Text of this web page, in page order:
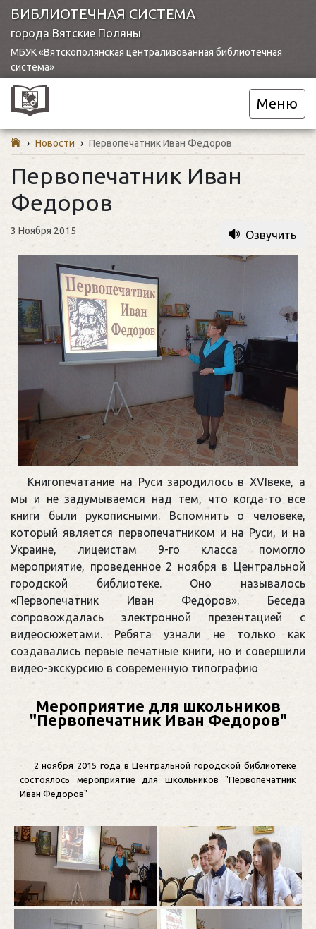
БИБЛИОТЕЧНАЯ СИСТЕМА
города Вятские Поляны
МБУК «Вятскополянская централизованная библиотечная
система»
Меню
› Новости › Первопечатник Иван Федоров
Первопечатник Иван
Федоров
3 Ноября 2015 Озвучить
Книгопечатание на Руси зародилось в XVIвеке, а
мы и не задумываемся над тем, что когда-то все
книги были рукописными. Вспомнить о человеке,
который является первопечатником и на Руси, и на
Украине, лицеистам 9-го класса помогло
мероприятие, проведенное 2 ноября в Центральной
городской библиотеке. Оно называлось
«Первопечатник Иван Федоров». Беседа
сопровождалась электронной презентацией с
видеосюжетами. Ребята узнали не только как
создавались первые печатные книги, но и совершили
видео-экскурсию в современную типографию
Мероприятие для школьников
"Первопечатник Иван Федоров"
2 ноября 2015 года в Центральной городской библиотеке
состоялось мероприятие для школьников "Первопечатник
Иван Федоров"